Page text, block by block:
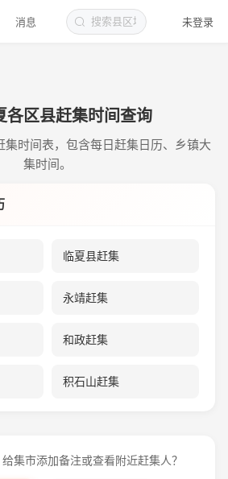
消息 未登录
各区县赶集时间查询
集时间表，包含每日赶集日历、乡镇大
集时间。
临夏县赶集
永靖赶集
和政赶集
积石山赶集
集市添加备注或查看附近赶集人？